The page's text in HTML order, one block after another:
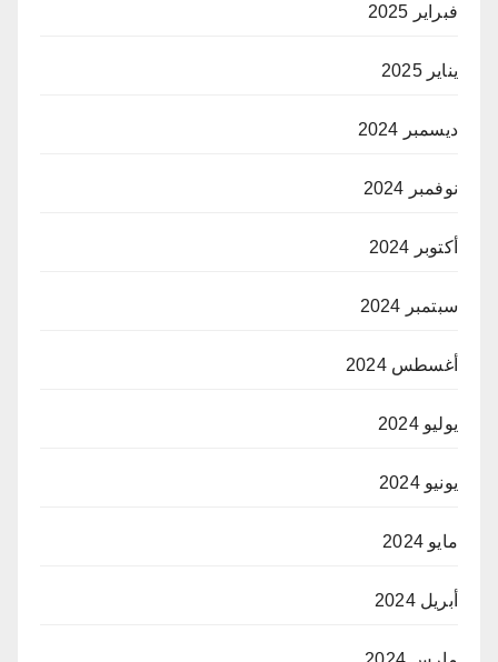
فبراير 2025
يناير 2025
ديسمبر 2024
نوفمبر 2024
أكتوبر 2024
سبتمبر 2024
أغسطس 2024
يوليو 2024
يونيو 2024
مايو 2024
أبريل 2024